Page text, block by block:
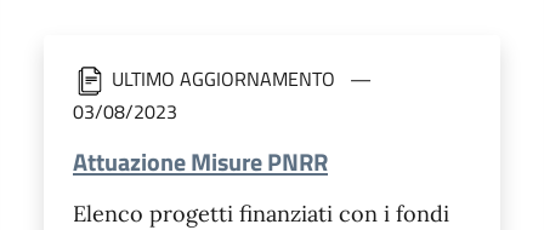
ULTIMO AGGIORNAMENTO
03/08/2023
Attuazione Misure PNRR
Elenco progetti finanziati con i fondi